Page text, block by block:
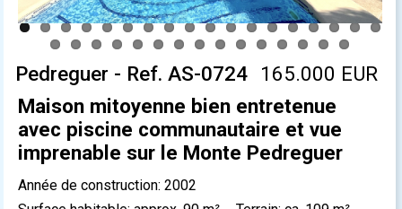
Pedreguer - Ref. AS-0724
165.000 EUR
Maison mitoyenne bien entretenue
avec piscine communautaire et vue
imprenable sur le Monte Pedreguer
Année de construction: 2002